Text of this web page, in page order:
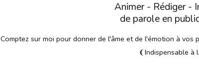
Animer - Rédiger -
de parole en
Comptez sur moi pour donner de l'âme et de l'émotion à
❨Indispensable à